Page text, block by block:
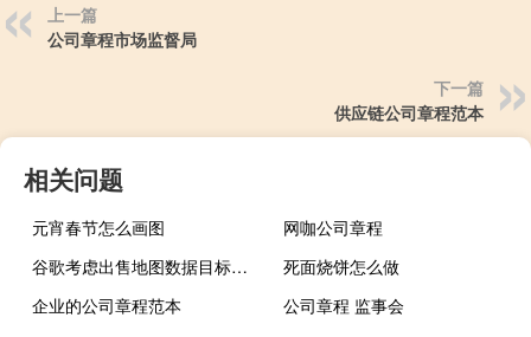
上一篇
公司章程市场监督局
下一篇
供应链公司章程范本
相关问题
元宵春节怎么画图
网咖公司章程
谷歌考虑出售地图数据目标市场潜力巨大
死面烧饼怎么做
企业的公司章程范本
公司章程 监事会